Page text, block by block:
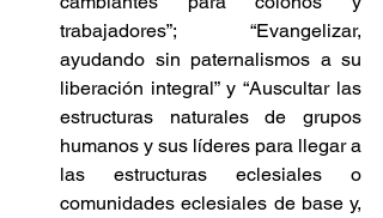
trabajadores”; “Evangelizar,
ayudando sin paternalismos a su
liberación integral” y “Auscultar las
estructuras naturales de grupos
humanos y sus líderes para llegar a
las estructuras eclesiales o
comunidades eclesiales de base y,